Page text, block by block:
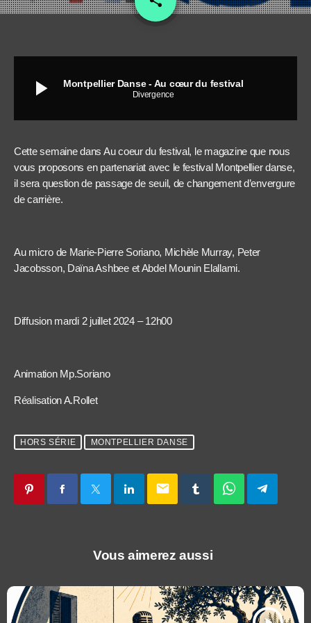
play_arrow Montpellier Danse - Au cœur du festival
Divergence
Cette semaine dans Au coeur du festival, le magazine que nous
vous proposons en partenariat avec le festival Montpellier danse,
il sera question de passage de seuil, de changement d’envergure
de carrière.
Au micro de Marie-Pierre Soriano, Michèle Murray, Peter
Jacobsson, Daïna Ashbee et Abdel Mounin Elallami.
Diffusion mardi 2 juillet 2024 – 12h00
Animation Mp.Soriano
Réalisation A.Rollet
HORS SÉRIE MONTPELLIER DANSE
email
Vous aimerez aussi